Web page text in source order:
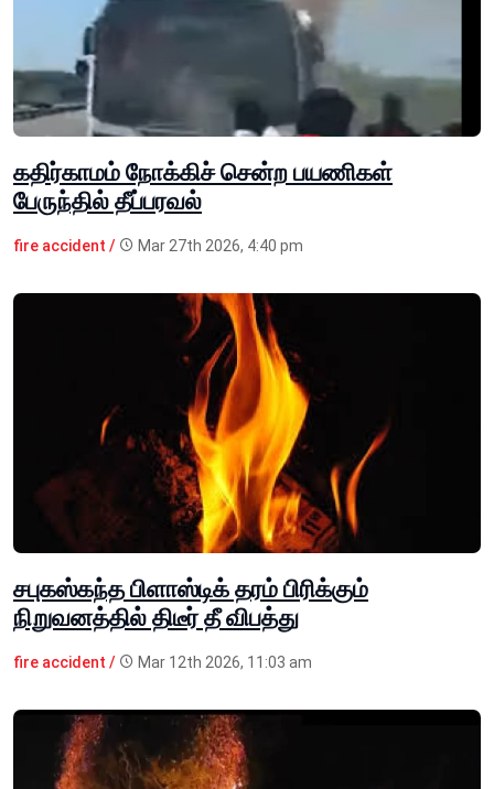
கதிர்காமம் நோக்கிச் சென்ற பயணிகள்
பேருந்தில் தீப்பரவல்
fire accident / Mar 27th 2026, 4:40 pm
சபுகஸ்கந்த பிளாஸ்டிக் தரம் பிரிக்கும்
நிறுவனத்தில் திடீர் தீ விபத்து
fire accident / Mar 12th 2026, 11:03 am